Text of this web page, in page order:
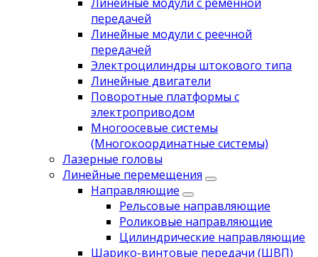
передачей
Линейные модули с реечной
передачей
Электроцилиндры штокового типа
Линейные двигатели
Поворотные платформы с
электроприводом
Многоосевые системы
(Многокоординатные системы)
Лазерные головы
Линейные перемещения
Направляющие
Рельсовые направляющие
Роликовые направляющие
Цилиндрические направляющие
Шарико-винтовые передачи (ШВП)